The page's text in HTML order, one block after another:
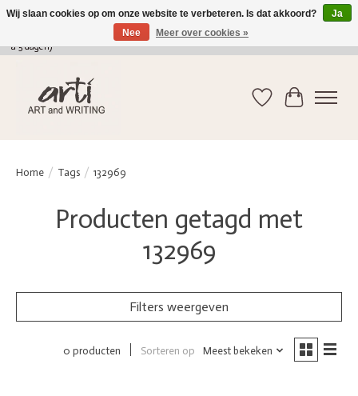
verkoop@arti-artandwriting.be/ +32 (0)471 41 82 41 / GRATIS verzending > 75 euro (2
a 5 dagen)
Verlanglijst
Home / Tags / 132969
Producten getagd met
132969
Filters weergeven
0 producten Sorteren op Meest bekeken
Wij slaan cookies op om onze website te verbeteren. Is dat akkoord?
Ja
Nee
Meer over cookies »